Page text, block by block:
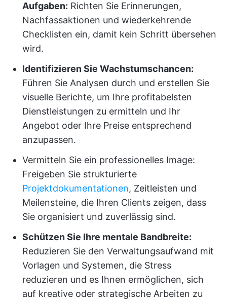
Aufgaben: Richten Sie Erinnerungen,
Nachfassaktionen und wiederkehrende
Checklisten ein, damit kein Schritt übersehen
wird.
Identifizieren Sie Wachstumschancen:
Führen Sie Analysen durch und erstellen Sie
visuelle Berichte, um Ihre profitabelsten
Dienstleistungen zu ermitteln und Ihr
Angebot oder Ihre Preise entsprechend
anzupassen.
Vermitteln Sie ein professionelles Image:
Freigeben Sie strukturierte
Projektdokumentationen, Zeitleisten und
Meilensteine, die Ihren Clients zeigen, dass
Sie organisiert und zuverlässig sind.
Schützen Sie Ihre mentale Bandbreite:
Reduzieren Sie den Verwaltungsaufwand mit
Vorlagen und Systemen, die Stress
reduzieren und es Ihnen ermöglichen, sich
auf kreative oder strategische Arbeiten zu